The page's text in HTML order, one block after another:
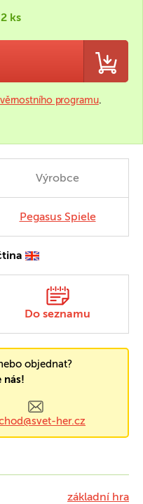
ks
věrnostního programu.
Výrobce
Pegasus Spiele
Do seznamu
objednat?
nás!
her.cz
základní hra